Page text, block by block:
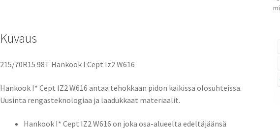
Kuvaus
215/70R15 98T Hankook I Cept Iz2 W616
Hankook I* Cept IZ2 W616 antaa tehokkaan pidon kaikissa olosuhteissa.
Uusinta rengasteknologiaa ja laadukkaat materiaalit.
Hankook I* Cept IZ2 W616 on joka osa-alueelta edeltäjäänsä